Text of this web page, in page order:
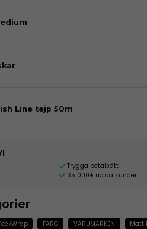
Line tejp 50m
Trygga betalsätt
35 000+ nöjda kunder
FÄRG VARUMÄRKEN
Matt